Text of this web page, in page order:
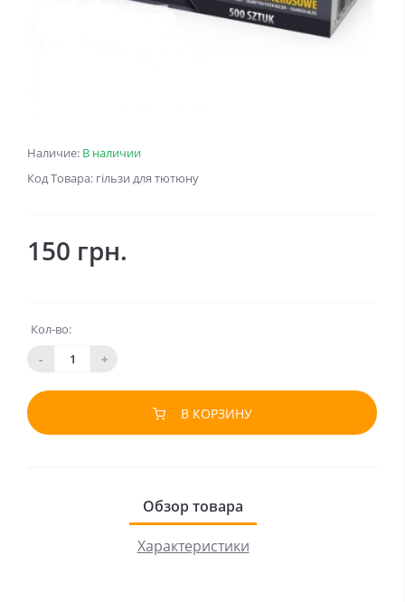
Наличие: В наличии
Код Товара: гільзи для тютюну
150 грн.
Кол-во:
-
+
В КОРЗИНУ
Обзор товара
Характеристики